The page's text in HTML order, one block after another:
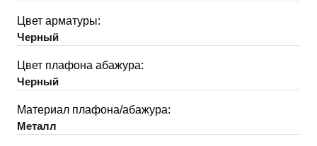
Цвет арматуры:
Черный
Цвет плафона абажура:
Черный
Материал плафона/абажура:
Металл